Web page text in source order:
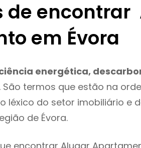
de encontrar
em Évora
energética,
São termos que estão na
léxico do setor imobiliário e
de Évora.